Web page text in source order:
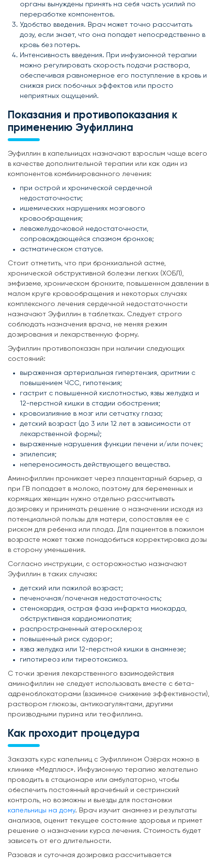
органы вынуждены принять на себя часть усилий по
переработке компонентов.
Удобство введения. Врач может точно рассчитать
дозу, если знает, что она попадет непосредственно в
кровь без потерь.
Интенсивность введения. При инфузионной терапии
можно регулировать скорость подачи раствора,
обеспечивая равномерное его поступление в кровь и
снижая риск побочных эффектов или просто
неприятных ощущений.
Показания и противопоказания к
применению Эуфиллина
Эуфиллин в капельницах назначают взрослым чаще всего
в качестве дополнительной терапии или как один из
компонентов комбинированного лечения:
при острой и хронической сердечной
недостаточности;
ишемических нарушениях мозгового
кровообращения;
левожелудочковой недостаточности,
сопровождающейся спазмом бронхов;
астматическом статусе.
Стоит отметить, что при бронхиальной астме,
хронической обструктивной болезни легких (ХОБЛ),
эмфиземе, хроническом бронхите, повышенном давлении в
малом круге кровообращения и некоторых случаях
комплексного лечения сердечной недостаточности
назначают Эуфиллин в таблетках. Следует строго
соблюдать назначения врача, не меняя режим
дозирования и лекарственную форму.
Эуфиллин противопоказан при наличии следующих
состояний:
выраженная артериальная гипертензия, аритмии с
повышением ЧСС, гипотензия;
гастрит с повышенной кислотностью, язвы желудка и
12-перстной кишки в стадии обострения;
кровоизлияние в мозг или сетчатку глаза;
детский возраст (до 3 или 12 лет в зависимости от
лекарственной формы);
выраженные нарушения функции печени и/или почек;
эпилепсия;
непереносимость действующего вещества.
Аминофиллин проникает через плацентарный барьер, а
при ГВ попадает в молоко, поэтому для беременных и
кормящих женщин нужно отдельно рассчитывать
дозировку и принимать решение о назначении исходя из
потенциальной пользы для матери, сопоставляя ее с
риском для ребенка или плода. Для пациентов в пожилом
возрасте может также понадобиться корректировка дозы
в сторону уменьшения.
Согласно инструкции, с осторожностью назначают
Эуфиллин в таких случаях:
детский или пожилой возраст;
печеночная/почечная недостаточность;
стенокардия, острая фаза инфаркта миокарда,
обструктивная кардиомиопатия;
распространенный атеросклероз;
повышенный риск судорог;
язва желудка или 12-перстной кишки в анамнезе;
гипотиреоз или тиреотоксикоз.
С точки зрения лекарственного взаимодействия
аминофиллин не следует использовать вместе с бета-
адреноблокаторами (взаимное снижение эффективности),
раствором глюкозы, антикоагулянтами, другими
производными пурина или теофиллина.
Как проходит процедура
Заказать курс капельниц с Эуфиллином Озёрах можно в
клинике «Медплюс». Инфузионную терапию желательно
проводить в стационаре или амбулаторно, чтобы
обеспечить постоянный врачебный и сестринский
контроль, но возможны и выезды для постановки
капельницы на дому. Врач изучит анамнез и результаты
анализов, оценит текущее состояние здоровья и примет
решение о назначении курса лечения. Стоимость будет
зависеть от его длительности.
Разовая и суточная дозировка рассчитывается